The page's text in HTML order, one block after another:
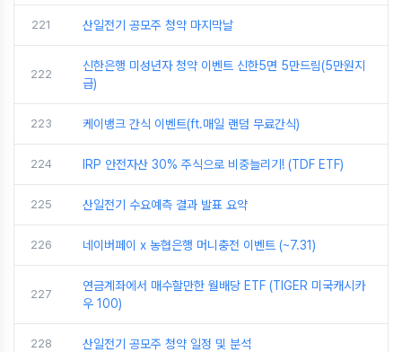
221 산일전기 공모주 청약 마지막날
222
신한은행 미성년자 청약 이벤트 신한5면 5만드림(5만원지
급)
223 케이뱅크 간식 이벤트(ft.매일 랜덤 무료간식)
224 IRP 안전자산 30% 주식으로 비중늘리기! (TDF ETF)
225 산일전기 수요예측 결과 발표 요약
226 네이버페이 x 농협은행 머니충전 이벤트 (~7.31)
227
연금계좌에서 매수할만한 월배당 ETF (TIGER 미국캐시카
우 100)
228 산일전기 공모주 청약 일정 및 분석